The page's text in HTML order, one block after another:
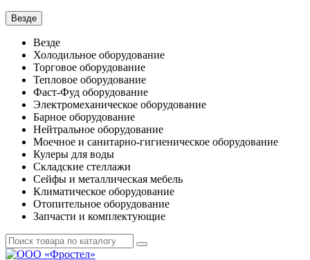
Везде
Везде
Холодильное оборудование
Торговое оборудование
Тепловое оборудование
Фаст-Фуд оборудование
Электромеханическое оборудование
Барное оборудование
Нейтральное оборудование
Моечное и санитарно-гигиеническое оборудование
Кулеры для воды
Складские стеллажи
Сейфы и металлическая мебель
Климатическое оборудование
Отопительное оборудование
Запчасти и комплектующие